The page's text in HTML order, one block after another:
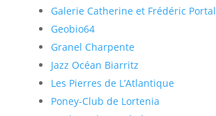
Galerie Catherine et Frédéric Portal
Geobio64
Granel Charpente
Jazz Océan Biarritz
Les Pierres de L’Atlantique
Poney-Club de Lortenia